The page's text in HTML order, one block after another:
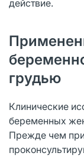
действие.
грудью
Клинические
беременных
Прежде чем